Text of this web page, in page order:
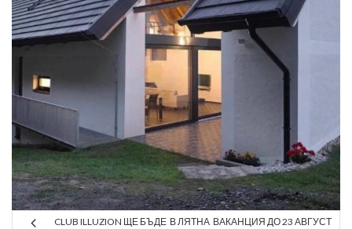
CLUB ILLUZION ЩЕ БЪДЕ В ЛЯТНА ВАКАНЦИЯ ДО 23 АВГУСТ